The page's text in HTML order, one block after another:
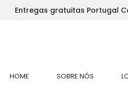
Entregas gratuitas Portugal
HOME SOBRE NÓS